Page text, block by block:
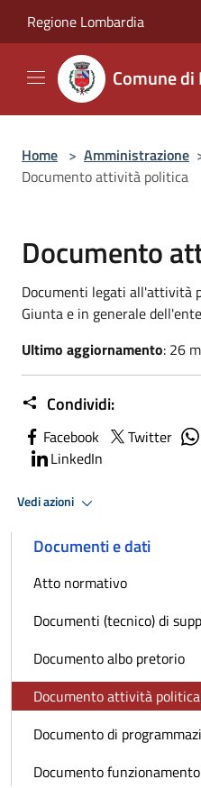
Regione Lombardia
Comune
Home > Amministrazione
Documento attività politica
Documento
Documenti legati all'attività
Giunta e in generale
Ultimo aggiornamento: 26
Condividi:
Facebook Twitter
LinkedIn
Vedi azioni
Documenti e dati
Atto normativo
Documenti (tecnico) di
Documento albo pretorio
Documento attività politica
Documento di
Documento